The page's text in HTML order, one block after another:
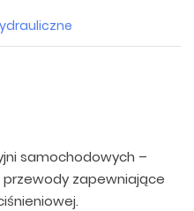
samochodowych –
przewody zapewniające